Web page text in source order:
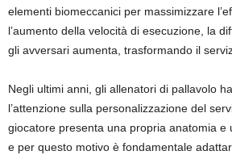
elementi biomeccanici per massimizzare
l’aumento della velocità di esecuzione, la
gli avversari aumenta, trasformando il
Negli ultimi anni, gli allenatori di pallavolo
l’attenzione sulla personalizzazione del
giocatore presenta una propria anatomia e
e per questo motivo è fondamentale